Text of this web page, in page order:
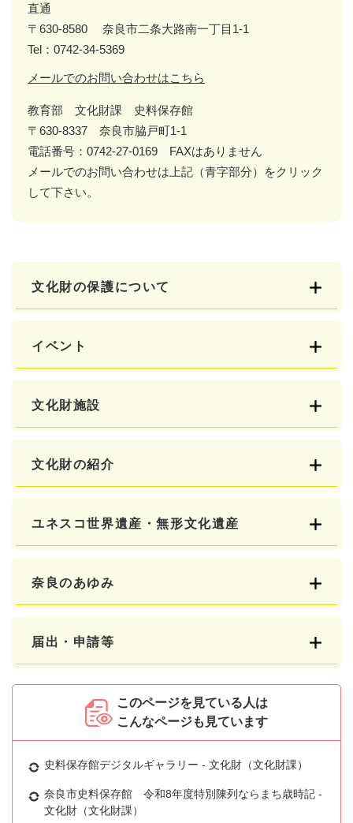
直通
〒630-8580
奈良市二条大路南一丁目1-1
Tel：0742-34-5369
メールでのお問い合わせはこちら
教育部 文化財課 史料保存館
〒630-8337 奈良市脇戸町1-1
電話番号：0742-27-0169 FAXはありません
メールでのお問い合わせは上記（青字部分）をクリック
して下さい。
文化財の保護について
イベント
文化財施設
文化財の紹介
ユネスコ世界遺産・無形文化遺産
奈良のあゆみ
届出・申請等
このページを見ている人は
こんなページも見ています
史料保存館デジタルギャラリー - 文化財（文化財課）
奈良市史料保存館 令和8年度特別陳列ならまち歳時記 -
文化財（文化財課）